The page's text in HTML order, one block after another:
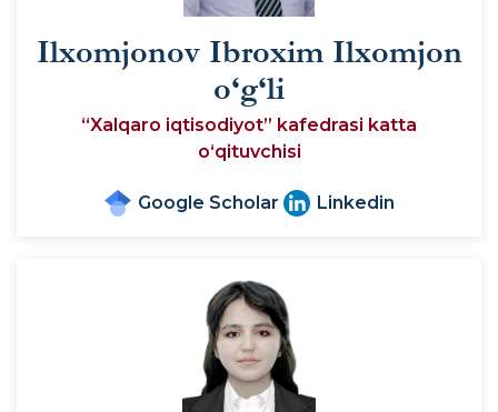
Ilxomjonov Ibroxim Ilxomjon
o‘g‘li
“Xalqaro iqtisodiyot” kafedrasi katta
o‘qituvchisi
Google Scholar Linkedin